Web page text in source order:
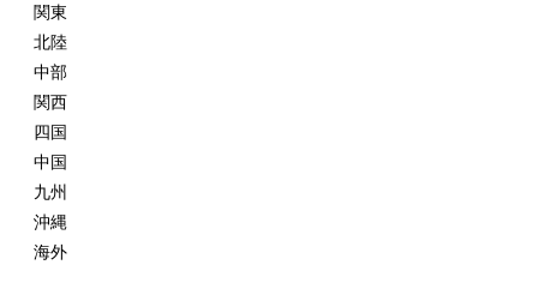
関東
北陸
中部
関西
四国
中国
九州
沖縄
海外